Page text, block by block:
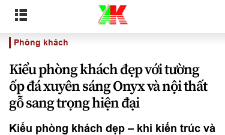
Phòng khách
Kiểu phòng khách đẹp với tường
ốp đá xuyên sáng Onyx và nội thất
gỗ sang trọng hiện đại
Kiểu phòng khách đẹp – khi kiến trúc và